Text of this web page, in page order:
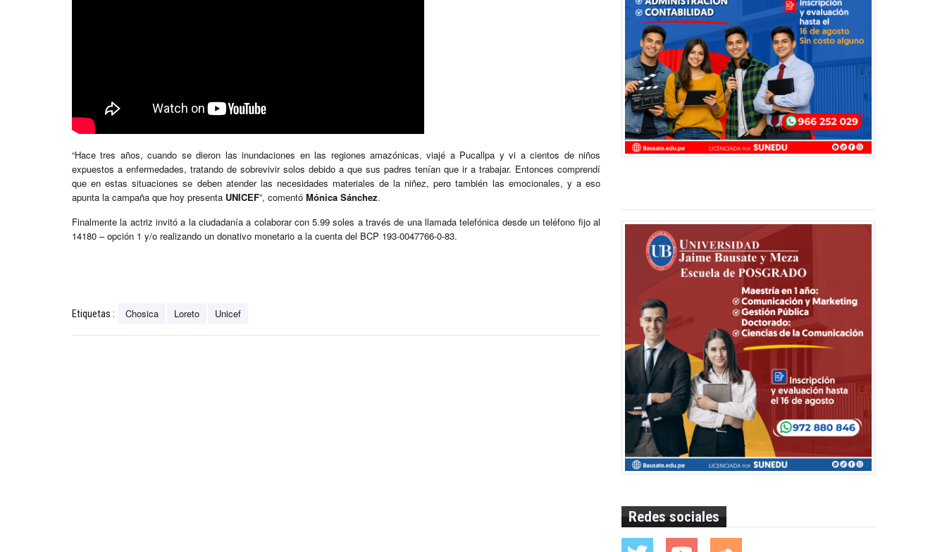
“Hace tres años, cuando se dieron las inundaciones en las regiones amazónicas, viajé a Pucallpa y vi a cientos de niños
expuestos a enfermedades, tratando de sobrevivir solos debido a que sus padres tenían que ir a trabajar. Entonces comprendí
que en estas situaciones se deben atender las necesidades materiales de la niñez, pero también las emocionales, y a eso
apunta la campaña que hoy presenta UNICEF”, comentó Mónica Sánchez.
Finalmente la actriz invitó a la ciudadanía a colaborar con 5.99 soles a través de una llamada telefónica desde un teléfono fijo al
14180 – opción 1 y/o realizando un donativo monetario a la cuenta del BCP 193-0047766-0-83.
Etiquetas : Chosica Loreto Unicef
Redes sociales